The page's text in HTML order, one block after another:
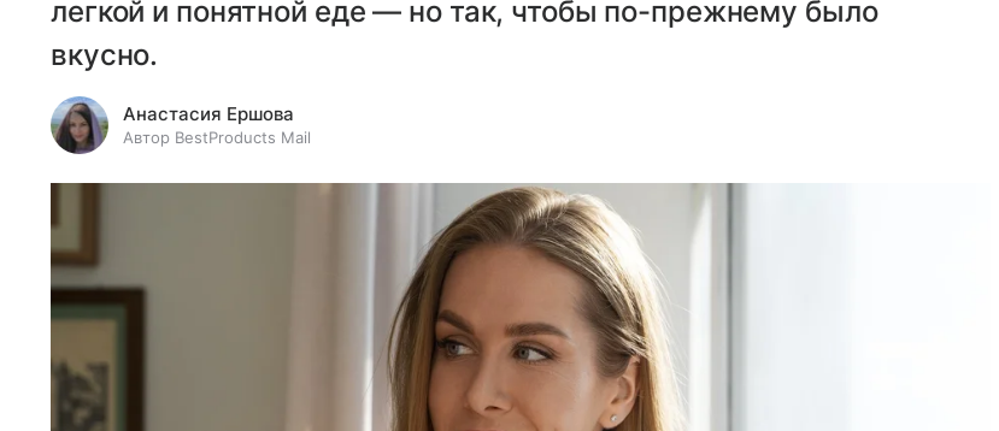
легкой и понятной еде — но так, чтобы по-прежнему было
вкусно.
Анастасия Ершова
Автор BestProducts Mail